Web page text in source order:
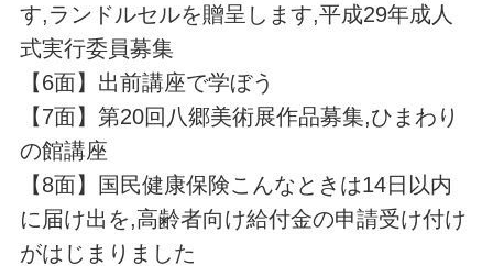
す,ランドルセルを贈呈します,平成29年成人
式実行委員募集
【6面】出前講座で学ぼう
【7面】第20回八郷美術展作品募集,ひまわり
の館講座
【8面】国民健康保険こんなときは14日以内
に届け出を,高齢者向け給付金の申請受け付け
がはじまりました